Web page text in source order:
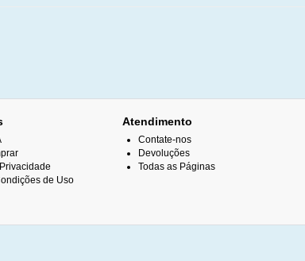
de Uso
Atendimento
Contate-nos
Devoluções
Todas as Páginas